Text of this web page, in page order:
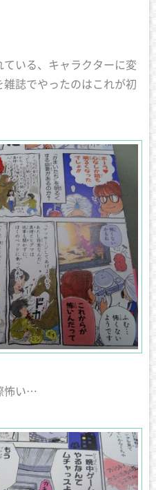
いる、キャラクターに変
誌でやったのはこれが初
怖い…